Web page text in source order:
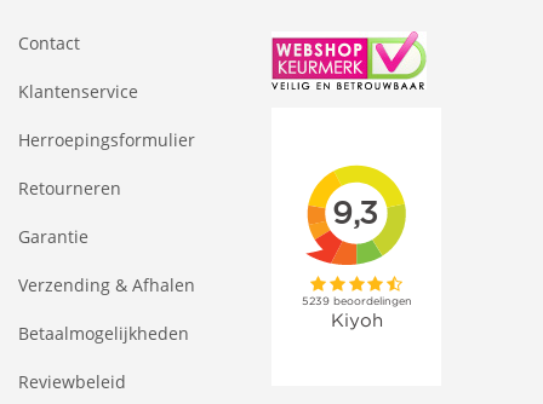
Contact
Klantenservice
Herroepingsformulier
Retourneren
Garantie
Verzending & Afhalen
Betaalmogelijkheden
Reviewbeleid